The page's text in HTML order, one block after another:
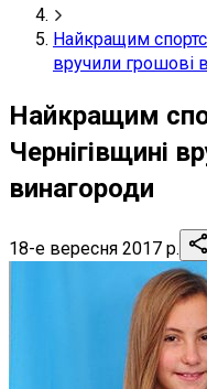
Найкращим
вручили грошові
Найкращим
Чернігівщині
винагороди
18-е вересня 2017 р.